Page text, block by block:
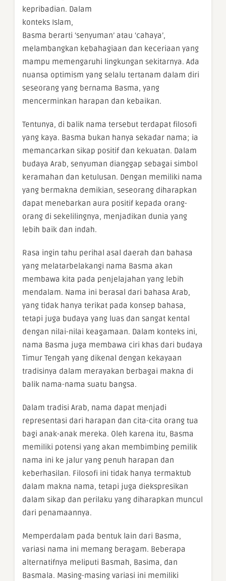
kepribadian. Dalam
konteks Islam,
Basma berarti ‘senyuman’ atau ‘cahaya’,
melambangkan kebahagiaan dan keceriaan yang
mampu memengaruhi lingkungan sekitarnya. Ada
nuansa optimism yang selalu tertanam dalam diri
seseorang yang bernama Basma, yang
mencerminkan harapan dan kebaikan.
Tentunya, di balik nama tersebut terdapat filosofi
yang kaya. Basma bukan hanya sekadar nama; ia
memancarkan sikap positif dan kekuatan. Dalam
budaya Arab, senyuman dianggap sebagai simbol
keramahan dan ketulusan. Dengan memiliki nama
yang bermakna demikian, seseorang diharapkan
dapat menebarkan aura positif kepada orang-
orang di sekelilingnya, menjadikan dunia yang
lebih baik dan indah.
Rasa ingin tahu perihal asal daerah dan bahasa
yang melatarbelakangi nama Basma akan
membawa kita pada penjelajahan yang lebih
mendalam. Nama ini berasal dari bahasa Arab,
yang tidak hanya terikat pada konsep bahasa,
tetapi juga budaya yang luas dan sangat kental
dengan nilai-nilai keagamaan. Dalam konteks ini,
nama Basma juga membawa ciri khas dari budaya
Timur Tengah yang dikenal dengan kekayaan
tradisinya dalam merayakan berbagai makna di
balik nama-nama suatu bangsa.
Dalam tradisi Arab, nama dapat menjadi
representasi dari harapan dan cita-cita orang tua
bagi anak-anak mereka. Oleh karena itu, Basma
memiliki potensi yang akan membimbing pemilik
nama ini ke jalur yang penuh harapan dan
keberhasilan. Filosofi ini tidak hanya termaktub
dalam makna nama, tetapi juga diekspresikan
dalam sikap dan perilaku yang diharapkan muncul
dari penamaannya.
Memperdalam pada bentuk lain dari Basma,
variasi nama ini memang beragam. Beberapa
alternatifnya meliputi Basmah, Basima, dan
Basmala. Masing-masing variasi ini memiliki